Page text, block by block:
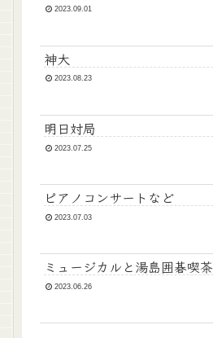
2023.09.01
神大
2023.08.23
明日対局
2023.07.25
ピアノコンサートなど
2023.07.03
ミュージカルと湯島囲碁喫茶
2023.06.26